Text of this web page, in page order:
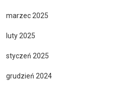
marzec 2025
luty 2025
styczeń 2025
grudzień 2024